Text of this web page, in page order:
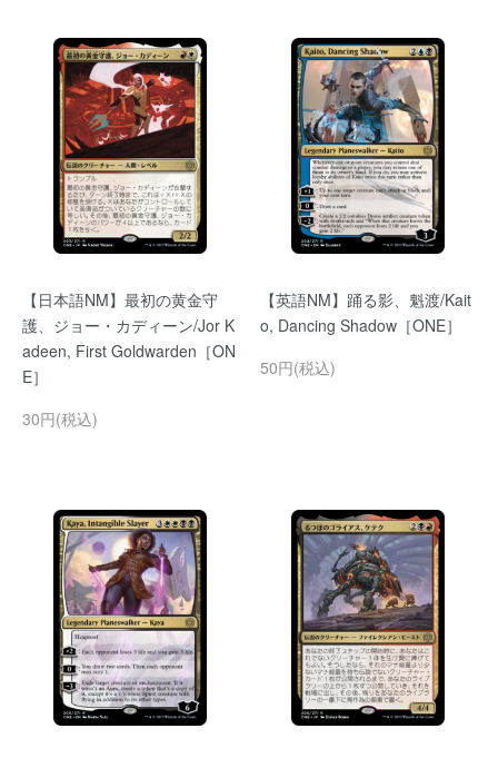
【日本語NM】最初の黄金守
護、ジョー・カディーン/Jor K
adeen, First Goldwarden［ON
E］
30円(税込)
【英語NM】踊る影、魁渡/Kait
o, Dancing Shadow［ONE］
50円(税込)